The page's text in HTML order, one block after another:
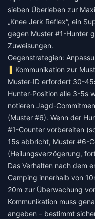
sieben Überleben zur
„Knee Jerk Reflex“, ein
gegen Muster #1-Hunter
Zuweisungen.
Gegenstrategien:
Kommunikation zur
Muster-ID erfordert 30-
Hunter-Position alle 3-5s
notieren Jagd-
(Muster #6). Wenn der
#1-Counter vorbereiten
15s abbricht, Muster #6-
(Heilungsverzögerung,
Das Verhalten nach dem
Camping innerhalb von
20m zur Überwachung
Kommunikation muss
angeben – bestimmt